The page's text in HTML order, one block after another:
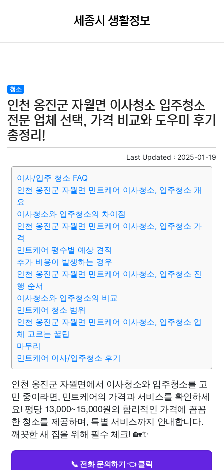
세종시 생활정보
청소
인천 옹진군 자월면 이사청소 입주청소
전문 업체 선택, 가격 비교와 도우미 후기
총정리!
Last Updated : 2025-01-19
이사/입주 청소 FAQ
인천 옹진군 자월면 민트케어 이사청소, 입주청소 개
요
이사청소와 입주청소의 차이점
인천 옹진군 자월면 민트케어 이사청소, 입주청소 가
격
민트케어 평수별 예상 견적
추가 비용이 발생하는 경우
인천 옹진군 자월면 민트케어 이사청소, 입주청소 진
행 순서
이사청소와 입주청소의 비교
민트케어 청소 범위
인천 옹진군 자월면 민트케어 이사청소, 입주청소 업
체 고르는 꿀팁
마무리
민트케어 이사/입주청소 후기
인천 옹진군 자월면에서 이사청소와 입주청소를 고
민 중이라면, 민트케어의 가격과 서비스를 확인하세
요! 평당 13,000~15,000원의 합리적인 가격에 꼼꼼
한 청소를 제공하며, 특별 서비스까지 안내합니다.
깨끗한 새 집을 위해 필수 체크! 🏡✨
📞 전화 문의하기 👈 클릭